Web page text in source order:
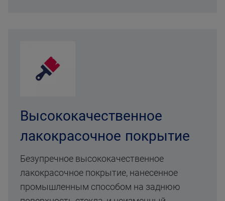
Высококачественное
лакокрасочное покрытие
Безупречное высококачественное
лакокрасочное покрытие, нанесенное
промышленным способом на заднюю